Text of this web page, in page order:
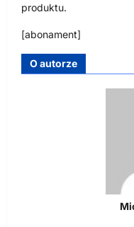
produktu.
[abonament]
O autorze